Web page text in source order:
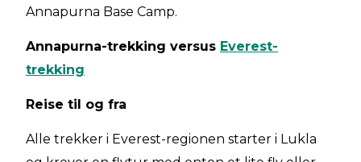
Annapurna Base Camp.
Annapurna-trekking versus Everest-
trekking
Reise til og fra
Alle trekker i Everest-regionen starter i Lukla